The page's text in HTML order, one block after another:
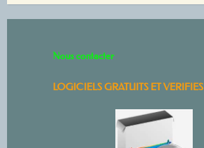
Nous contacter
LOGICIELS GRATUITS ET VERIFIES